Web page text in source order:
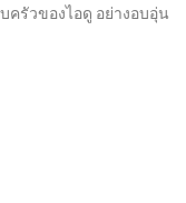
รัวของไอดู อย่างอบอุ่น